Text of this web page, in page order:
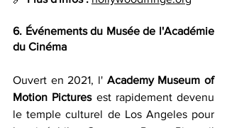
6. Événements du Musée de l'Académie
du Cinéma
Ouvert en 2021, l' Academy Museum of
Motion Pictures est rapidement devenu
le temple culturel de Los Angeles pour